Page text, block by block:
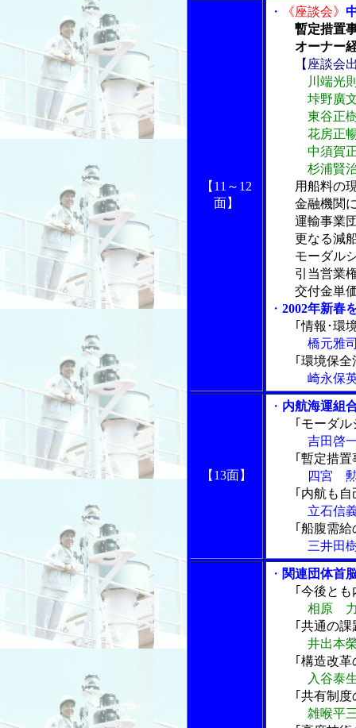
【11～12
面】
・ 《座談会》
暫定措置
オーナー経
【座談会
川端光
垰野廣文･
東谷正樹･
花房正暢･
中須賀正
杉浦賢治･
用船料の
金融機関に
運輸事業団
更なる減船
モーダルシ
引当営業権
交付金単価
・ 2002年新春
｢情報･環
橋元雅司･
｢環境保
崎永保英･
【13面】
・ 内航海運組
｢モーダ
吉田啓一･
｢暫定措
四宮 勲･全
｢内航も
立石信義･
｢船腹需
三井田樹彦
・ 関連団体首
｢今後とも
相原 力
｢共通の課
井出本
｢構造改
入谷泰
｢共有制
雑喉平